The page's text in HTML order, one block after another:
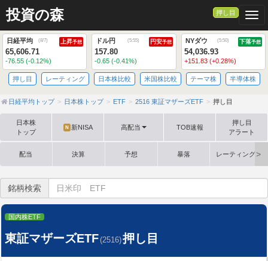
投資の森 押し目
日経平均 (8/7) 上昇予想
65,606.71
-76.55 (-0.12%)
ドル円 (5:55) 円安予想
157.80
-0.65 (-0.41%)
NYダウ (5:50) 下落予想
54,036.93
+151.83 (+0.28%)
押し目 レーティング 日本株比較 米国株比較 テーマ株 半導体株
日経平均トップ 日本株トップ ETF 2516 東証マザーズETF 押し目
日本株
トップ
N 新NISA 高配当 TOB速報
押し目
アラート
配当 決算 予想 暴落 レーティング格
銘柄検索
国内株ETF
東証マザーズETF(2516)押し目